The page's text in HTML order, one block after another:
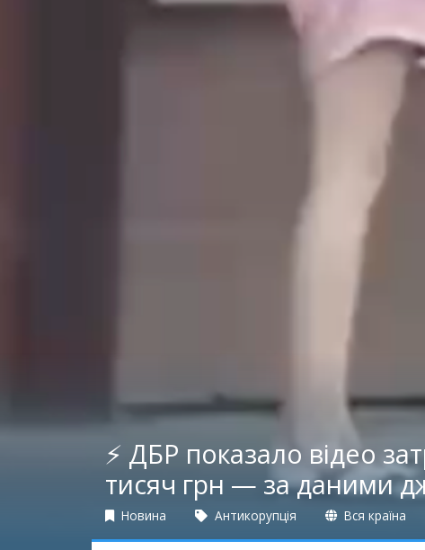
⚡️ ДБР показало відео
тисяч грн — за даними
Новина Антикорупція Вся країна